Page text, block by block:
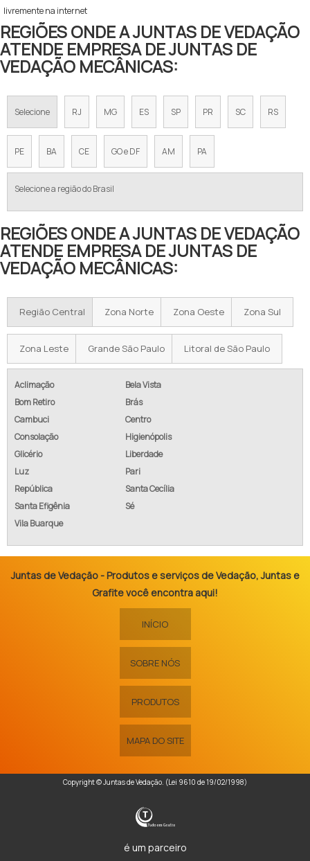
livremente na internet
REGIÕES ONDE A JUNTAS DE VEDAÇÃO
ATENDE EMPRESA DE JUNTAS DE
VEDAÇÃO MECÂNICAS:
Selecione RJ MG ES SP PR SC RS
PE BA CE GO e DF AM PA
Selecione a região do Brasil
REGIÕES ONDE A JUNTAS DE VEDAÇÃO
ATENDE EMPRESA DE JUNTAS DE
VEDAÇÃO MECÂNICAS:
Região Central Zona Norte Zona Oeste Zona Sul
Zona Leste Grande São Paulo Litoral de São Paulo
Aclimação
Bela Vista
Bom Retiro
Brás
Cambuci
Centro
Consolação
Higienópolis
Glicério
Liberdade
Luz
Pari
República
Santa Cecília
Santa Efigênia
Sé
Vila Buarque
Juntas de Vedação - Produtos e serviços de Vedação, Juntas e
Grafite você encontra aqui!
INÍCIO
SOBRE NÓS
PRODUTOS
MAPA DO SITE
Copyright © Juntas de Vedação. (Lei 9610 de 19/02/1998)
é um parceiro